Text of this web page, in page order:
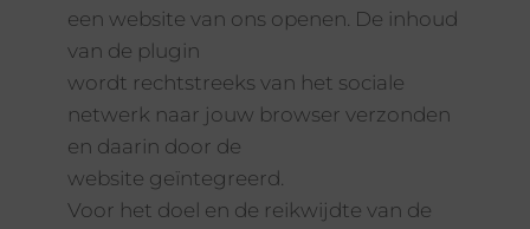
een website van ons openen. De inhoud
van de plugin
wordt rechtstreeks van het sociale
netwerk naar jouw browser verzonden
en daarin door de
website geïntegreerd.
Voor het doel en de reikwijdte van de